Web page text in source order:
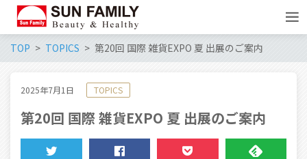
TOP TOPICS 第20回 国際 雑貨EXPO 夏 出展のご案内
2025年7月1日 TOPICS
第20回 国際 雑貨EXPO 夏 出展のご案内